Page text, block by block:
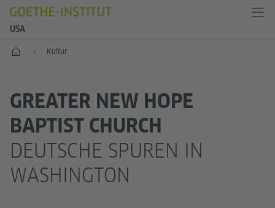
USA
Start Kultur
GREATER NEW HOPE
BAPTIST CHURCH
DEUTSCHE SPUREN IN
WASHINGTON